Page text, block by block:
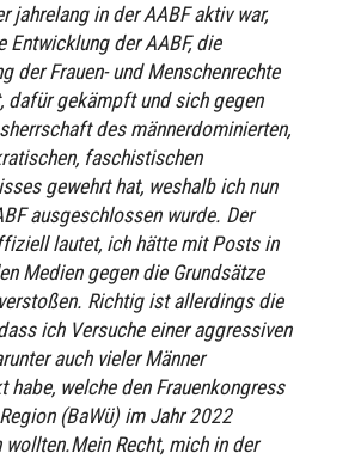
jahrelang in der AABF aktiv war,
Entwicklung der AABF, die
der Frauen- und Menschenrechte
dafür gekämpft und sich gegen
des männerdominierten,
faschistischen
gewehrt hat, weshalb ich nun
ausgeschlossen wurde. Der
lautet, ich hätte mit Posts in
Medien gegen die Grundsätze
Richtig ist allerdings die
ich Versuche einer aggressiven
auch vieler Männer
habe, welche den Frauenkongress
(BaWü) im Jahr 2022
wollten.Mein Recht, mich in der